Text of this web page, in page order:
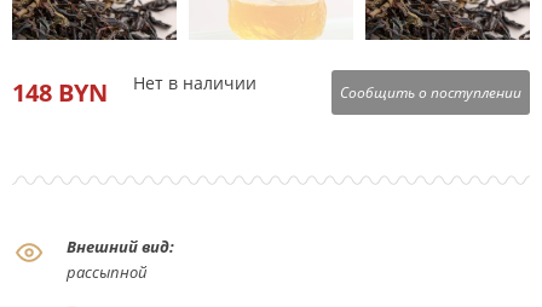
148 BYN Нет в наличии Сообщить о поступлении
Внешний вид:
рассыпной